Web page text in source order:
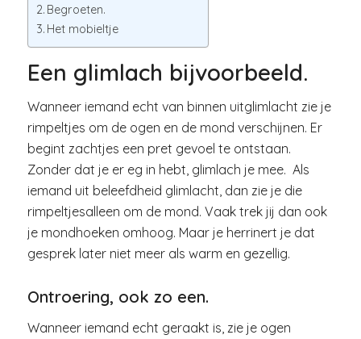
Begroeten.
Het mobieltje
Een glimlach bijvoorbeeld.
Wanneer iemand echt van binnen uitglimlacht zie je
rimpeltjes om de ogen en de mond verschijnen. Er
begint zachtjes een pret gevoel te ontstaan.
Zonder dat je er eg in hebt, glimlach je mee. Als
iemand uit beleefdheid glimlacht, dan zie je die
rimpeltjesalleen om de mond. Vaak trek jij dan ook
je mondhoeken omhoog. Maar je herrinert je dat
gesprek later niet meer als warm en gezellig.
Ontroering, ook zo een.
Wanneer iemand echt geraakt is, zie je ogen